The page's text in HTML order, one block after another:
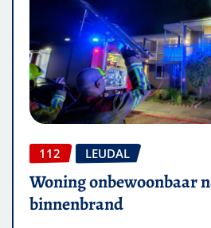
112 LEUDAL
Woning onbewoonbaar
binnenbrand